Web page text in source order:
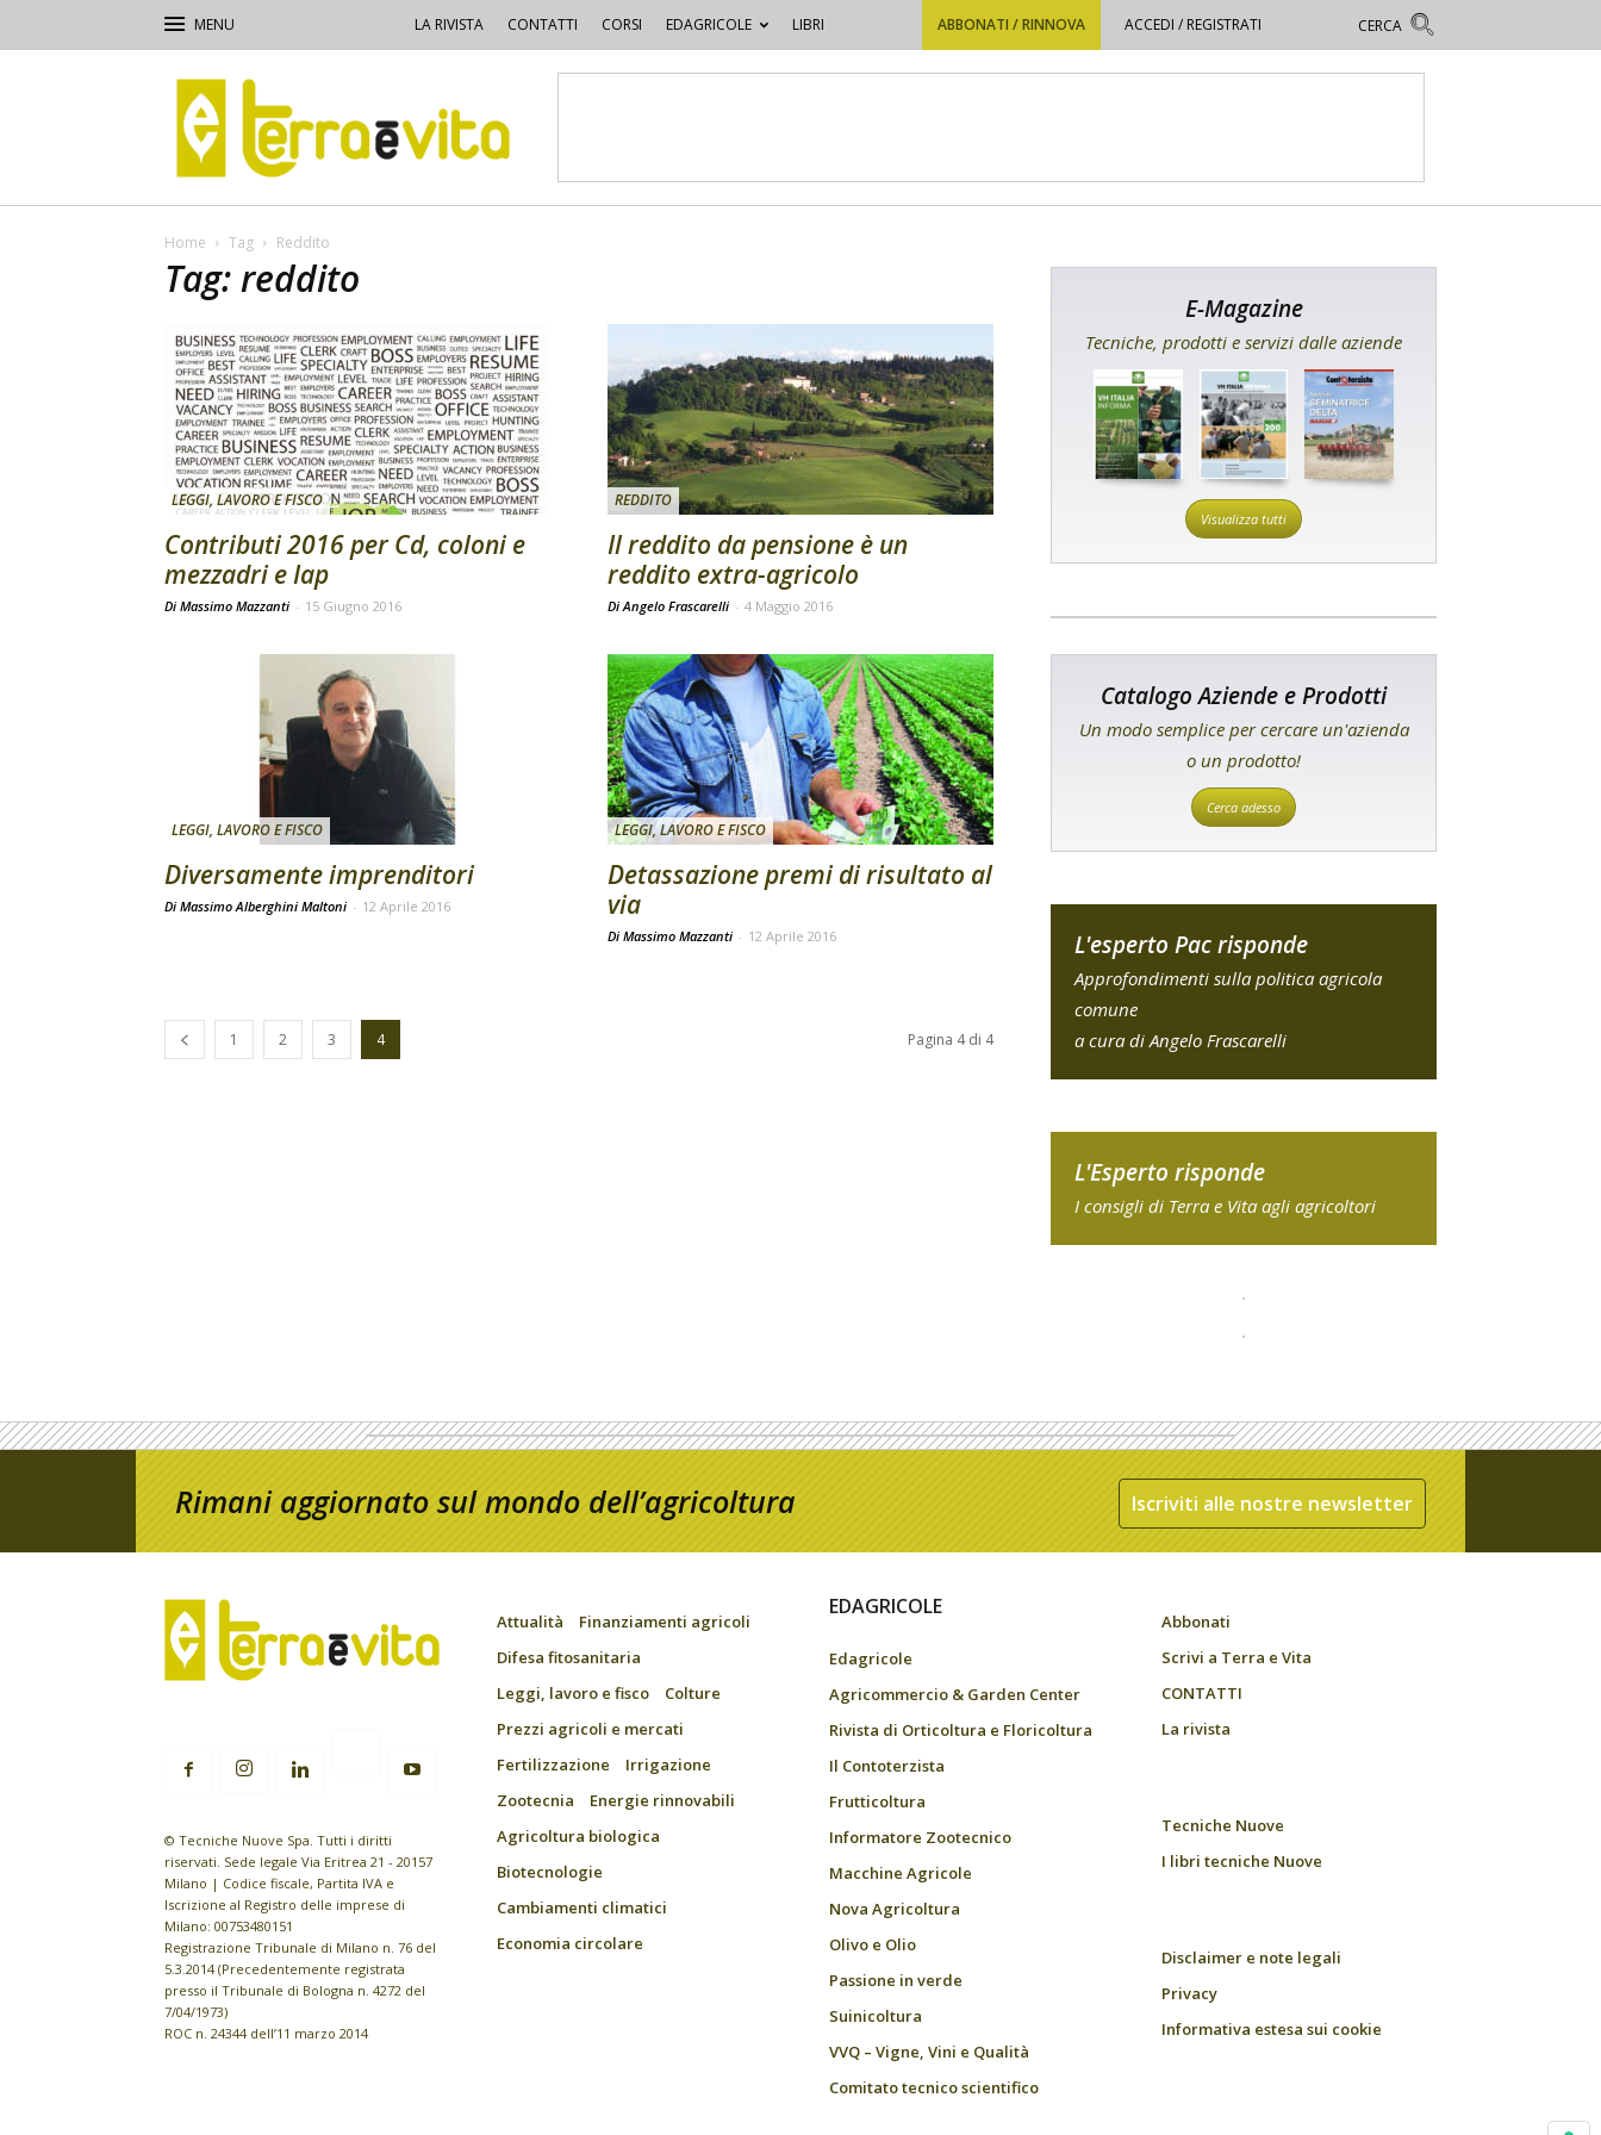
LA RIVISTA CONTATTI CORSI EDAGRICOLE LIBRI ABBONATI / RINNOVA ACCEDI / REGISTRATI
Terra
e
Vita
Home Tag Reddito
Tag: reddito
LEGGI, LAVORO E FISCO
Contributi 2016 per Cd, coloni e
mezzadri e Iap
Di Massimo Mazzanti - 15 Giugno 2016
REDDITO
Il reddito da pensione è un
reddito extra-agricolo
Di Angelo Frascarelli - 4 Maggio 2016
LEGGI, LAVORO E FISCO
Diversamente imprenditori
Di Massimo Alberghini Maltoni - 12 Aprile 2016
LEGGI, LAVORO E FISCO
Detassazione premi di risultato al
via
Di Massimo Mazzanti - 12 Aprile 2016
1 2 3 4 Pagina 4 di 4
E-Magazine
Tecniche, prodotti e servizi dalle aziende
Visualizza tutti
Catalogo Aziende e Prodotti
Un modo semplice per cercare un'azienda
o un prodotto!
Cerca adesso
L'esperto Pac risponde
Approfondimenti sulla politica agricola
comune
a cura di Angelo Frascarelli
L'Esperto risponde
I consigli di Terra e Vita agli agricoltori
Rimani aggiornato sul mondo dell’agricoltura Iscriviti alle nostre newsletter
© Tecniche Nuove Spa. Tutti i diritti
riservati. Sede legale Via Eritrea 21 - 20157
Milano | Codice fiscale, Partita IVA e
Iscrizione al Registro delle imprese di
Milano: 00753480151
Registrazione Tribunale di Milano n. 76 del
5.3.2014 (Precedentemente registrata
presso il Tribunale di Bologna n. 4272 del
7/04/1973)
ROC n. 24344 dell’11 marzo 2014
Attualità
Finanziamenti agricoli
Difesa fitosanitaria
Leggi, lavoro e fisco
Colture
Prezzi agricoli e mercati
Fertilizzazione
Irrigazione
Zootecnia
Energie rinnovabili
Agricoltura biologica
Biotecnologie
Cambiamenti climatici
Economia circolare
EDAGRICOLE
Edagricole
Agricommercio & Garden Center
Rivista di Orticoltura e Floricoltura
Il Contoterzista
Frutticoltura
Informatore Zootecnico
Macchine Agricole
Nova Agricoltura
Olivo e Olio
Passione in verde
Suinicoltura
VVQ – Vigne, Vini e Qualità
Comitato tecnico scientifico
Abbonati
Scrivi a Terra e Vita
CONTATTI
La rivista
Tecniche Nuove
I libri tecniche Nuove
Disclaimer e note legali
Privacy
Informativa estesa sui cookie